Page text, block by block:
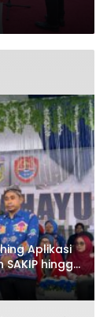
Aplikasi
hingga